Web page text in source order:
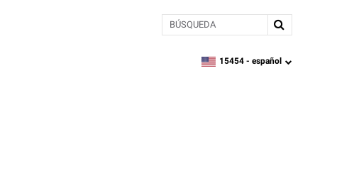
BÚSQUEDA
zipcode,language
15454 - español